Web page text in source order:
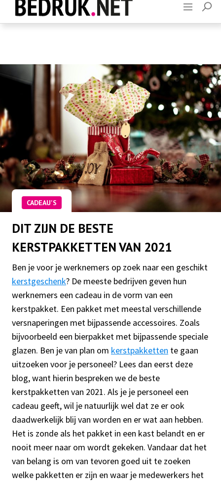
Contact
CADEAU'S
DIT ZIJN DE BESTE
KERSTPAKKETTEN VAN 2021
Ben je voor je werknemers op zoek naar een geschikt
kerstgeschenk? De meeste bedrijven geven hun
werknemers een cadeau in de vorm van een
kerstpakket. Een pakket met meestal verschillende
versnaperingen met bijpassende accessoires. Zoals
bijvoorbeeld een bierpakket met bijpassende speciale
glazen. Ben je van plan om kerstpakketten te gaan
uitzoeken voor je personeel? Lees dan eerst deze
blog, want hierin bespreken we de beste
kerstpakketten van 2021. Als je je personeel een
cadeau geeft, wil je natuurlijk wel dat ze er ook
daadwerkelijk blij van worden en er wat aan hebben.
Het is zonde als het pakket in een kast belandt en er
nooit meer naar om wordt gekeken. Vandaar dat het
van belang is om van tevoren goed uit te zoeken
welke pakketten er zijn en waar je medewerkers het